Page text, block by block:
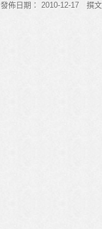
發佈日期： 2010-12-17 撰文